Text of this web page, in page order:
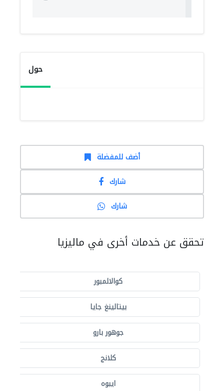
حول
أضف للمفضلة
شارك
شارك
تحقق عن خدمات أخرى في ماليزيا
كوالالمبور
بيتالينغ جايا
جوهور بارو
كلانج
ايبوه